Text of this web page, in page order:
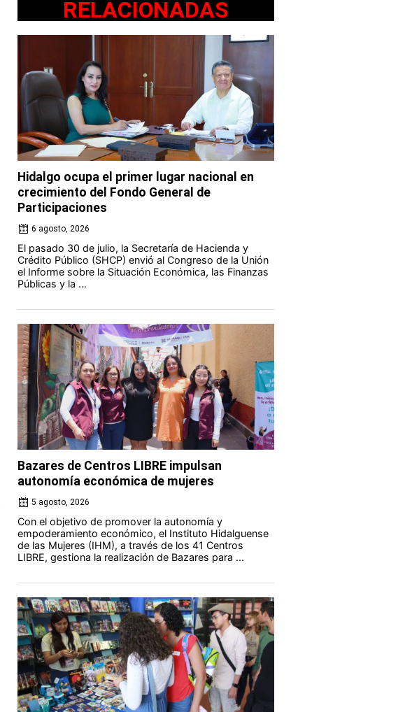
RELACIONADAS
Hidalgo ocupa el primer lugar nacional en
crecimiento del Fondo General de
Participaciones
6 agosto, 2026
El pasado 30 de julio, la Secretaría de Hacienda y
Crédito Público (SHCP) envió al Congreso de la Unión
el Informe sobre la Situación Económica, las Finanzas
Públicas y la ...
Bazares de Centros LIBRE impulsan
autonomía económica de mujeres
5 agosto, 2026
Con el objetivo de promover la autonomía y
empoderamiento económico, el Instituto Hidalguense
de las Mujeres (IHM), a través de los 41 Centros
LIBRE, gestiona la realización de Bazares para ...